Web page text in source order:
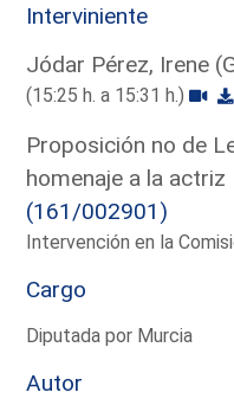
Interviniente
Jódar Pérez, Irene
(15:25 h. a 15:31 h.)
Proposición no de
homenaje a la actriz
(161/002901)
Intervención en la
Cargo
Diputada por Murcia
Autor